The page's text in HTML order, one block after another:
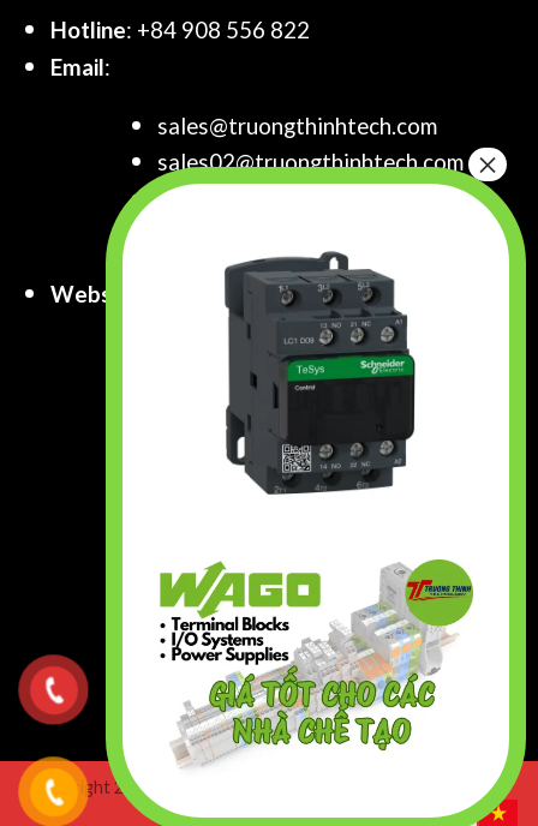
Hotline: +84 908 556 822
Email:
sales@truongthinhtech.com
sales02@truongthinhtech.com
sales03@truongthinhtech.com
Website
www.truongthinhtech.com
www.components.com.vn
Copyright 2026 ©
Truong Thinh Technology & Engineering
Co.,Ltd. All right Reserved.